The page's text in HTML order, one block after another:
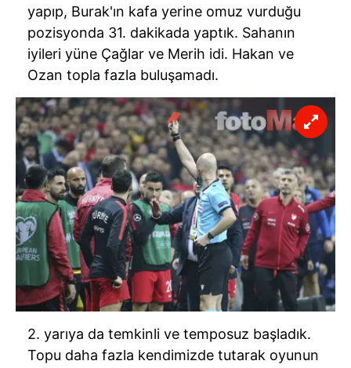
yapıp, Burak'ın kafa yerine omuz vurduğu
pozisyonda 31. dakikada yaptık. Sahanın
iyileri yüne Çağlar ve Merih idi. Hakan ve
Ozan topla fazla buluşamadı.
2. yarıya da temkinli ve temposuz başladık.
Topu daha fazla kendimizde tutarak oyunun